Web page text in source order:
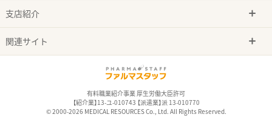
支店紹介
関連サイト
有料職業紹介事業 厚生労働大臣許可
【紹介業】13-ユ-010743 【派遣業】派 13-010770
© 2000-2026 MEDICAL RESOURCES Co., Ltd. All Rights Reserved.